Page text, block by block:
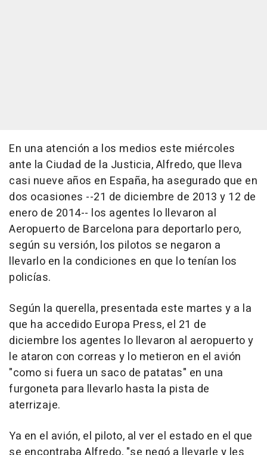
En una atención a los medios este miércoles
ante la Ciudad de la Justicia, Alfredo, que lleva
casi nueve años en España, ha asegurado que en
dos ocasiones --21 de diciembre de 2013 y 12 de
enero de 2014-- los agentes lo llevaron al
Aeropuerto de Barcelona para deportarlo pero,
según su versión, los pilotos se negaron a
llevarlo en la condiciones en que lo tenían los
policías.
Según la querella, presentada este martes y a la
que ha accedido Europa Press, el 21 de
diciembre los agentes lo llevaron al aeropuerto y
le ataron con correas y lo metieron en el avión
"como si fuera un saco de patatas" en una
furgoneta para llevarlo hasta la pista de
aterrizaje.
Ya en el avión, el piloto, al ver el estado en el que